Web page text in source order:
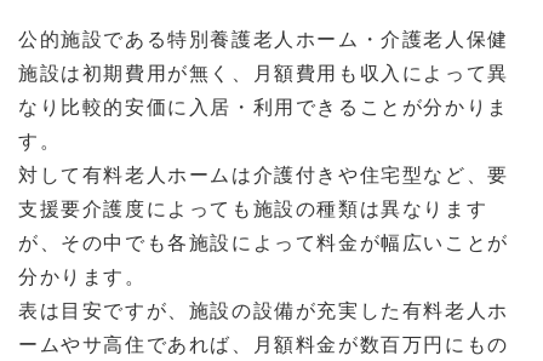
公的施設である特別養護老人ホーム・介護老人保健
施設は初期費用が無く、月額費用も収入によって異
なり比較的安価に入居・利用できることが分かりま
す。
対して有料老人ホームは介護付きや住宅型など、要
支援要介護度によっても施設の種類は異なります
が、その中でも各施設によって料金が幅広いことが
分かります。
表は目安ですが、施設の設備が充実した有料老人ホ
ームやサ高住であれば、月額料金が数百万円にもの